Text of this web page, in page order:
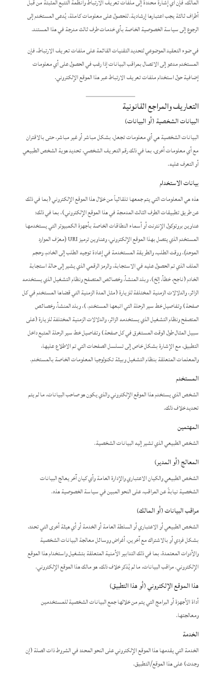
المالك، فإن أي إشارة محددة إلى ملفات تعريف الارتباط وأنظمة التتبع المثبتة من قبل
أطراف ثالثة يجب اعتبارها إرشادية. للحصول على معلومات كاملة، يُدعى المستخدم إلى
الرجوع إلى سياسة الخصوصية الخاصة بأي خدمات طرف ثالث مدرجة في هذا المستند.
في ضوء التعقيد الموضوعي لتحديد التقنيات القائمة على ملفات تعريف الارتباط، فإن
المستخدم مدعو إلى الاتصال بمراقب البيانات إذا رغب في الحصول على أي معلومات
إضافية حول استخدام ملفات تعريف الارتباط عبر هذا الموقع الإلكتروني.
التعاريف والمراجع القانونية
البيانات الشخصية (أو البيانات)
البيانات الشخصية هي أي معلومات تجعل، بشكل مباشر أو غير مباشر، حتى بالاقتران
مع أي معلومات أخرى، بما في ذلك رقم التعريف الشخصي، تحديد هوية الشخص الطبيعي
أو التعرف عليه.
بيانات الاستخدام
هذه هي المعلومات التي يتم جمعها تلقائياً من خلال هذا الموقع الإلكتروني (بما في ذلك
عن طريق تطبيقات الطرف الثالث المدمجة في هذا الموقع الإلكتروني)، بما في ذلك:
عناوين بروتوكول الإنترنت أو أسماء النطاقات الخاصة بأجهزة الكمبيوتر التي يستخدمها
المستخدم الذي يتصل بهذا الموقع الإلكتروني، وعناوين ترميز URI (معرّف الموارد
الموحد)، ووقت الطلب، والطريقة المستخدمة في إعادة توجيه الطلب إلى الخادم، وحجم
الملف الذي تم الحصول عليه في الاستجابة، والرمز الرقمي الذي يشير إلى حالة استجابة
الخادم (ناجح، خطأ، إلخ)، وبلد المنشأ، وخصائص المتصفح ونظام التشغيل الذي يستخدمه
الزائر، والدلالات الزمنية المختلفة للزيارة (مثل المدة الزمنية التي قضاها المستخدم في كل
صفحة) وتفاصيل خط سير الرحلة التي اتبعها المستخدم. )، وبلد المنشأ، وخصائص
المتصفح ونظام التشغيل الذي يستخدمه الزائر، والدلالات الزمنية المختلفة للزيارة (على
سبيل المثال طول الوقت المستغرق في كل صفحة) وتفاصيل خط سير الرحلة المتبع داخل
التطبيق، مع الإشارة بشكل خاص إلى تسلسل الصفحات التي تم الاطلاع عليها،
والمعلمات المتعلقة بنظام التشغيل وبيئة تكنولوجيا المعلومات الخاصة بالمستخدم.
المستخدم
الشخص الذي يستخدم هذا الموقع الإلكتروني والذي يكون هو صاحب البيانات، ما لم يتم
تحديد خلاف ذلك.
المهتمين
الشخص الطبيعي الذي تشير إليه البيانات الشخصية.
المعالج (أو المدير)
الشخص الطبيعي والكيان الاعتباري والإدارة العامة وأي كيان آخر يعالج البيانات
الشخصية نيابةً عن المراقب، على النحو المبين في سياسة الخصوصية هذه.
مراقب البيانات (أو المالك)
الشخص الطبيعي أو الاعتباري أو السلطة العامة أو الخدمة أو أي هيئة أخرى التي تحدد،
بشكل فردي أو بالاشتراك مع آخرين، أغراض ووسائل معالجة البيانات الشخصية
والأدوات المعتمدة، بما في ذلك التدابير الأمنية المتعلقة بتشغيل واستخدام هذا الموقع
الإلكتروني. مراقب البيانات، ما لم يُذكر خلاف ذلك، هو مالك هذا الموقع الإلكتروني.
هذا الموقع الإلكتروني (أو هذا التطبيق)
أداة الأجهزة أو البرامج التي يتم من خلالها جمع البيانات الشخصية للمستخدمين
ومعالجتها.
الخدمة
الخدمة التي يقدمها هذا الموقع الإلكتروني على النحو المحدد في الشروط ذات الصلة (إن
وجدت) على هذا الموقع/التطبيق.